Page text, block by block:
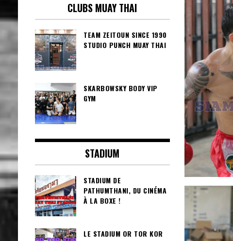
CLUBS MUAY THAI
TEAM ZEITOUN SINCE 1990
STUDIO PUNCH MUAY THAI
SKARBOWSKY BODY VIP
GYM
STADIUM
STADIUM DE
PATHUMTHANI, DU CINÉMA
À LA BOXE !
LE STADIUM OR TOR KOR